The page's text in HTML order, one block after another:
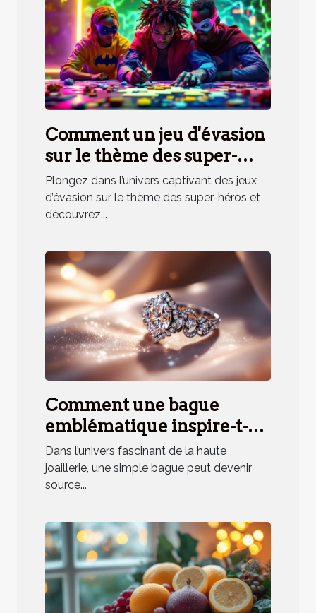
Comment un jeu d'évasion
sur le thème des super-
héros renforce la cohésion
d'équipe ?
Plongez dans l’univers captivant des jeux
d’évasion sur le thème des super-héros et
découvrez...
Comment une bague
emblématique inspire-t-
elle un parfum unique ?
Dans l’univers fascinant de la haute
joaillerie, une simple bague peut devenir
source...